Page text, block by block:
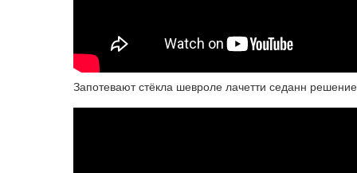
Запотевают стёкла шевроле лачетти седанн